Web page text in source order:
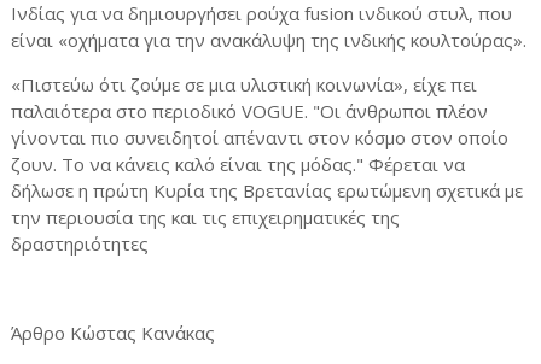
Ινδίας για να δημιουργήσει ρούχα fusion ινδικού στυλ, που
είναι «οχήματα για την ανακάλυψη της ινδικής κουλτούρας».
«Πιστεύω ότι ζούμε σε μια υλιστική κοινωνία», είχε πει
παλαιότερα στο περιοδικό VOGUE. "Οι άνθρωποι πλέον
γίνονται πιο συνειδητοί απέναντι στον κόσμο στον οποίο
ζουν. Το να κάνεις καλό είναι της μόδας." Φέρεται να
δήλωσε η πρώτη Κυρία της Βρετανίας ερωτώμενη σχετικά με
την περιουσία της και τις επιχειρηματικές της
δραστηριότητες
Άρθρο Κώστας Κανάκας